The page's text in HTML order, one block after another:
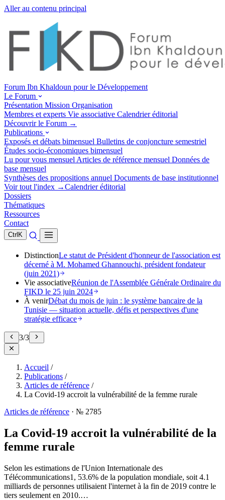
Aller au contenu principal
Forum Ibn Khaldoun pour le Développement
Le Forum
Présentation Mission Organisation
Membres et experts Vie associative Calendrier éditorial
Découvrir le Forum →
Publications
Exposés et débats bimensuel Bulletins de conjoncture semestriel
Études socio-économiques bimensuel
Lu pour vous mensuel Articles de référence mensuel Données de
base mensuel
Synthèses des propositions annuel Documents de base institutionnel
Voir tout l'index →Calendrier éditorial
Dossiers
Thématiques
Ressources
Contact
Ctrl K
DistinctionLe statut de Président d'honneur de l'association est
décerné à M. Mohamed Ghannouchi, président fondateur
(juin 2021)
Vie associativeRéunion de l'Assemblée Générale Ordinaire du
FIKD le 25 juin 2024
À venirDébat du mois de juin : le système bancaire de la
Tunisie — situation actuelle, défis et perspectives d'une
stratégie efficace
3/3
Accueil /
Publications /
Articles de référence /
La Covid-19 accroit la vulnérabilité de la femme rurale
Articles de référence · № 2785
La Covid-19 accroit la vulnérabilité de la
femme rurale
Selon les estimations de l'Union Internationale des
Télécommunications1, 53.6% de la population mondiale, soit 4.1
milliards de personnes utilisaient l'internet à la fin de 2019 contre le
tiers seulement en 2010.…